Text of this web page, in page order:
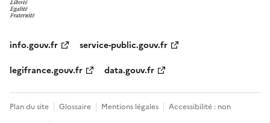
info.gouv.fr
service-public.gouv.fr
legifrance.gouv.fr
data.gouv.fr
Plan du site Glossaire Mentions légales
Accessibilité : non